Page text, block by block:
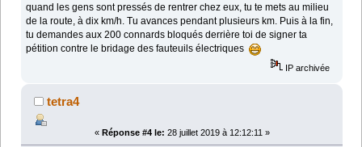
quand les gens sont pressés de rentrer chez eux, tu te mets au milieu
de la route, à dix km/h. Tu avances pendant plusieurs km. Puis à la fin,
tu demandes aux 200 connards bloqués derrière toi de signer ta
pétition contre le bridage des fauteuils électriques
IP archivée
tetra4
« Réponse #4 le: 28 juillet 2019 à 12:12:11 »